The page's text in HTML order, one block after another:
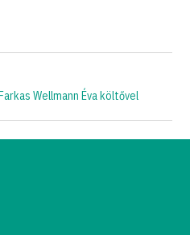
Wellmann Éva költővel